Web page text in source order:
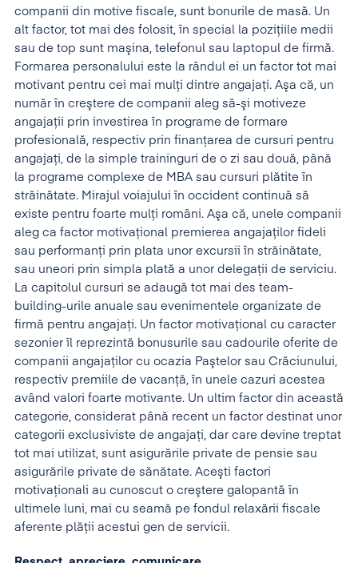
companii din motive fiscale, sunt bonurile de masă. Un
alt factor, tot mai des folosit, în special la poziţiile medii
sau de top sunt maşina, telefonul sau laptopul de firmă.
Formarea personalului este la rândul ei un factor tot mai
motivant pentru cei mai mulţi dintre angajaţi. Aşa că, un
număr în creştere de companii aleg să-şi motiveze
angajaţii prin investirea în programe de formare
profesională, respectiv prin finanţarea de cursuri pentru
angajaţi, de la simple traininguri de o zi sau două, până
la programe complexe de MBA sau cursuri plătite în
străinătate. Mirajul voiajului în occident continuă să
existe pentru foarte mulţi români. Aşa că, unele companii
aleg ca factor motivaţional premierea angajaţilor fideli
sau performanţi prin plata unor excursii în străinătate,
sau uneori prin simpla plată a unor delegaţii de serviciu.
La capitolul cursuri se adaugă tot mai des team-
building-urile anuale sau evenimentele organizate de
firmă pentru angajaţi. Un factor motivaţional cu caracter
sezonier îl reprezintă bonusurile sau cadourile oferite de
companii angajaţilor cu ocazia Paştelor sau Crăciunului,
respectiv premiile de vacanţă, în unele cazuri acestea
având valori foarte motivante. Un ultim factor din această
categorie, considerat până recent un factor destinat unor
categorii exclusiviste de angajaţi, dar care devine treptat
tot mai utilizat, sunt asigurările private de pensie sau
asigurările private de sănătate. Aceşti factori
motivaţionali au cunoscut o creştere galopantă în
ultimele luni, mai cu seamă pe fondul relaxării fiscale
aferente plăţii acestui gen de servicii.